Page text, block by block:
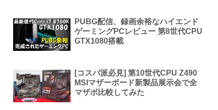
PUBG配信、録画余裕なハイエンド
ゲーミングPCレビュー 第8世代CPU
GTX1080搭載
[コスパ派必見] 第10世代CPU Z490
MSIマザーボード新製品展示会で全
マザボ比較してみた